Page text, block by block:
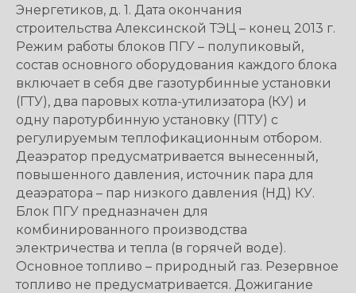
Энергетиков, д. 1. Дата окончания
строительства Алексинской ТЭЦ – конец 2013 г.
Режим работы блоков ПГУ – полупиковый,
состав основного оборудования каждого блока
включает в себя две газотурбинные установки
(ГТУ), два паровых котла-утилизатора (КУ) и
одну паротурбинную установку (ПТУ) с
регулируемым теплофикационным отбором.
Деаэратор предусматривается вынесенный,
повышенного давления, источник пара для
деаэратора – пар низкого давления (НД) КУ.
Блок ПГУ предназначен для
комбинированного производства
электричества и тепла (в горячей воде).
Основное топливо – природный газ. Резервное
топливо не предусматривается. Дожигание